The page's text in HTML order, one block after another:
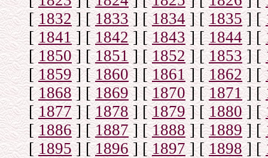
[1832] [1833] [1834] [1835] [
[1841] [1842] [1843 ] [1844] [
[1850] [1851] [1852] [1853] [
[1859] [1860] [1861] [1862] [
[1868] [1869] [1870] [1871] [
[1877] [1878] [1879] [1880] [
[1886] [1887] [1888] [1889] [
[1895] [1896] [1897] [1898] [